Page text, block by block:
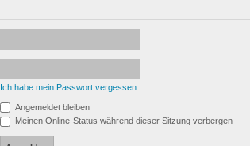
Ich habe mein Passwort vergessen
Angemeldet bleiben
Meinen Online-Status während dieser Sitzung verbergen